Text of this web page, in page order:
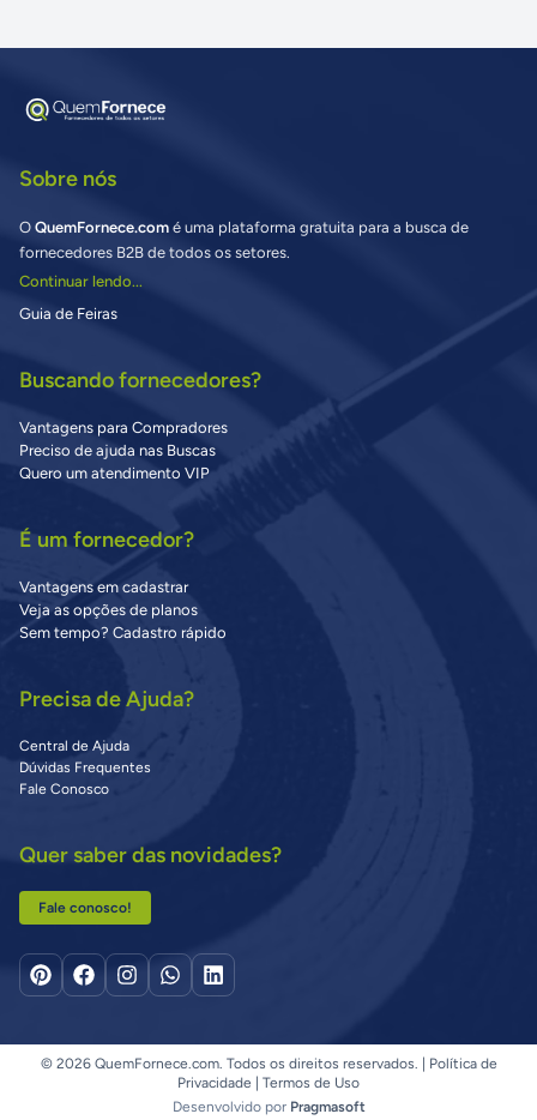
Sobre nós
O QuemFornece.com é uma plataforma gratuita para a busca de
fornecedores B2B de todos os setores.
Continuar lendo...
Guia de Feiras
Buscando fornecedores?
Vantagens para Compradores
Preciso de ajuda nas Buscas
Quero um atendimento VIP
É um fornecedor?
Vantagens em cadastrar
Veja as opções de planos
Sem tempo? Cadastro rápido
Precisa de Ajuda?
Central de Ajuda
Dúvidas Frequentes
Fale Conosco
Quer saber das novidades?
Fale conosco!
© 2026 QuemFornece.com. Todos os direitos reservados. |
Política de
Privacidade
Termos de Uso
Desenvolvido por Pragmasoft